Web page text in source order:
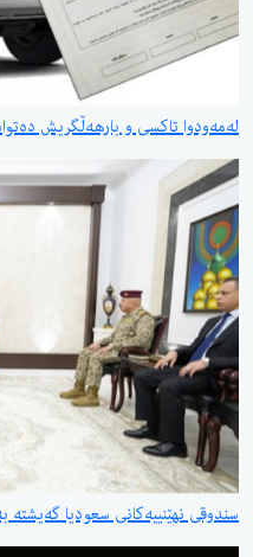
لەمەودوا تاکسی و بارهەڵگریش
سندوقی نهێنییەكانی سعودیا گەیشتە